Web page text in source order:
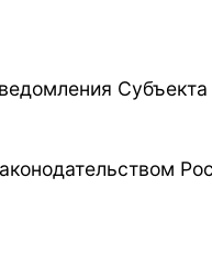
Субъекта